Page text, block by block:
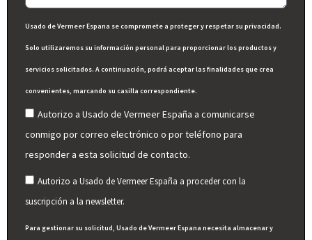
Usado de Vermeer Espana se compromete a proteger y respetar su privacidad.
Solo utilizaremos su información personal para proporcionar los productos y
servicios solicitados. A continuación, podrá aceptar las finalidades que crea
convenientes, marcando su casilla correspondiente.
Autorizo a Usado de Vermeer España a comunicarse
conmigo por correo electrónico o por teléfono para
responder a esta solicitud de contacto.
Autorizo a Usado de Vermeer España a proceder con la
suscripción a la newsletter.
Para gestionar su solicitud, Usado de Vermeer Espana necesita almacenar y